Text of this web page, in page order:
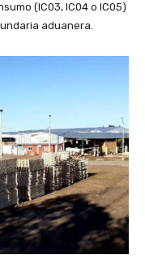
(IC03, IC04 o IC05)
aduanera.